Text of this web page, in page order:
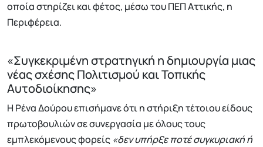
οποία στηρίζει και φέτος, μέσω του ΠΕΠ Αττικής, η
Περιφέρεια.
«Συγκεκριμένη στρατηγική η δημιουργία μιας
νέας σχέσης Πολιτισμού και Τοπικής
Αυτοδιοίκησης»
Η Ρένα Δούρου επισήμανε ότι η στήριξη τέτοιου είδους
πρωτοβουλιών σε συνεργασία με όλους τους
εμπλεκόμενους φορείς «δεν υπήρξε ποτέ συγκυριακή ή